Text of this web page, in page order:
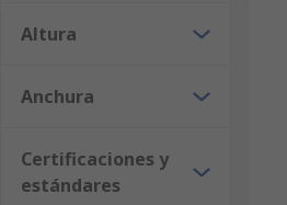
Altura
Anchura
Certificaciones y
estándares